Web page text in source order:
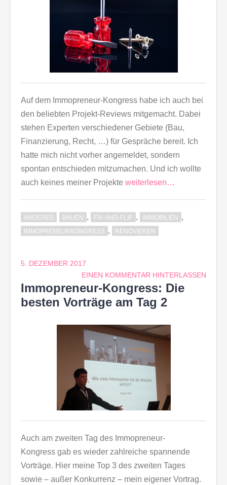
Auf dem Immopreneur-Kongress habe ich auch bei
den beliebten Projekt-Reviews mitgemacht. Dabei
stehen Experten verschiedener Gebiete (Bau,
Finanzierung, Recht, …) für Gespräche bereit. Ich
hatte mich nicht vorher angemeldet, sondern
spontan entschieden mitzumachen. Und ich wollte
auch keines meiner Projekte weiterlesen…
ANDERES BAUEN , FIX-AND-FLIP , IMMOBILIEN ,
IMMOPRENEURKONGRESS , RENOVIEREN
5. DEZEMBER 2017
EINEN KOMMENTAR HINTERLASSEN
Immopreneur-Kongress: Die
besten Vorträge am Tag 2
Auch am zweiten Tag des Immopreneur-
Kongress gab es wieder zahlreiche spannende
Vorträge. Hier meine Top 3 des zweiten Tages
sowie – außer Konkurrenz – mein eigener Vortrag.